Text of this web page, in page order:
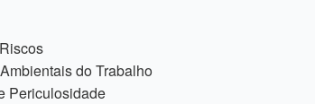
do Trabalho
Periculosidade